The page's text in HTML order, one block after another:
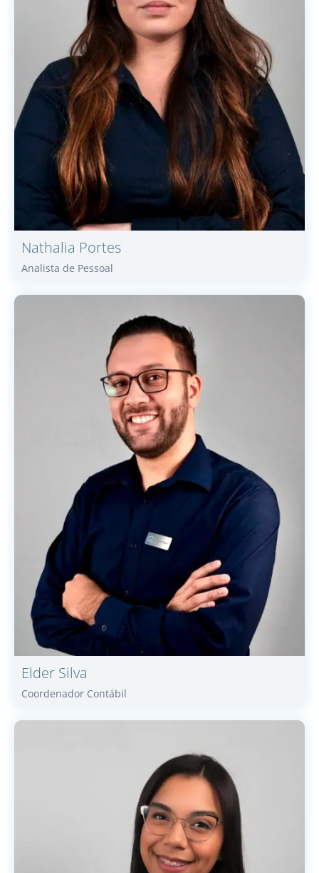
Nathalia Portes
Analista de Pessoal
Elder Silva
Coordenador Contábil